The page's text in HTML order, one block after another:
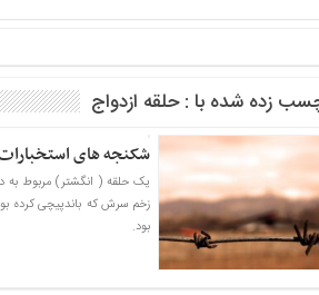
زده شده با : حلقه ازدواج
شکنجه های
یک حلقه ( انگشتر) مربوط به
زخم سرش که باندپیچی کرده
بود.